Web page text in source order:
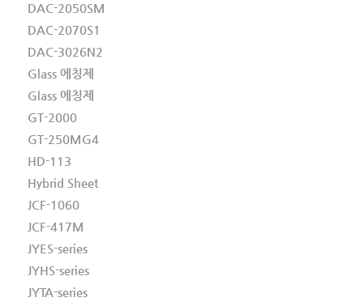
DAC-2050SM
DAC-2070S1
DAC-3026N2
Glass 에칭제
Glass 에칭제
GT-2000
GT-250MG4
HD-113
Hybrid Sheet
JCF-1060
JCF-417M
JYES-series
JYHS-series
JYTA-series